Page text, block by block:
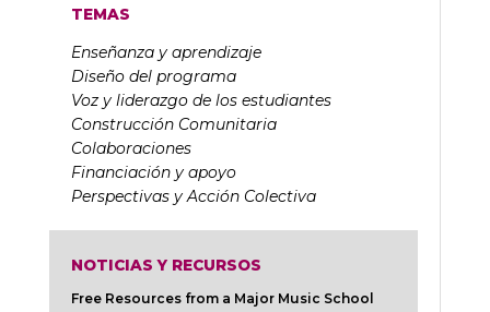
TEMAS
Enseñanza y aprendizaje
Diseño del programa
Voz y liderazgo de los estudiantes
Construcción Comunitaria
Colaboraciones
Financiación y apoyo
Perspectivas y Acción Colectiva
NOTICIAS Y RECURSOS
Free Resources from a Major Music School